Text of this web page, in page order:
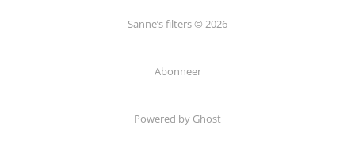
Sanne’s filters © 2026
Abonneer
Powered by Ghost